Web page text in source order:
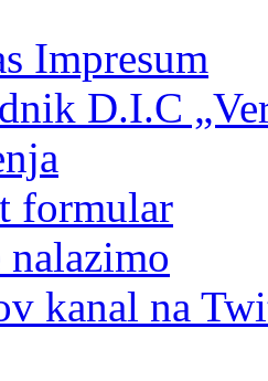
Impresum
D.I.C
formular
nalazimo
kanal na